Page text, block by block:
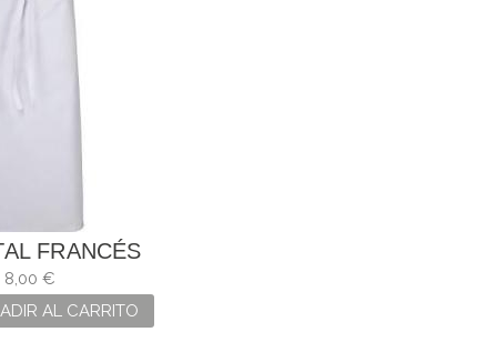
FRANCÉS
8,00 €
AL CARRITO